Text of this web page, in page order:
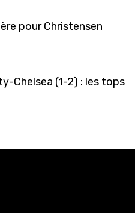
pour Christensen
Chelsea (1-2) : les tops